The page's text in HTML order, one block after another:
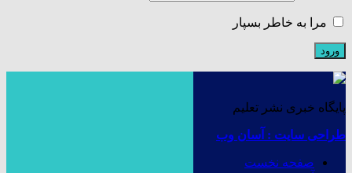
مرا به خاطر بسپار
پایگاه خبری نشر تعلیم
طراحی سایت : آسان وب
صفحه نخست